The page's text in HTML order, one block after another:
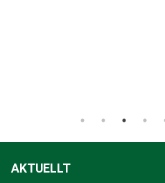
AKTUELLT